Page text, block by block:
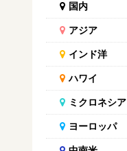
国内
アジア
インド洋
ハワイ
ミクロネシア
ヨーロッパ